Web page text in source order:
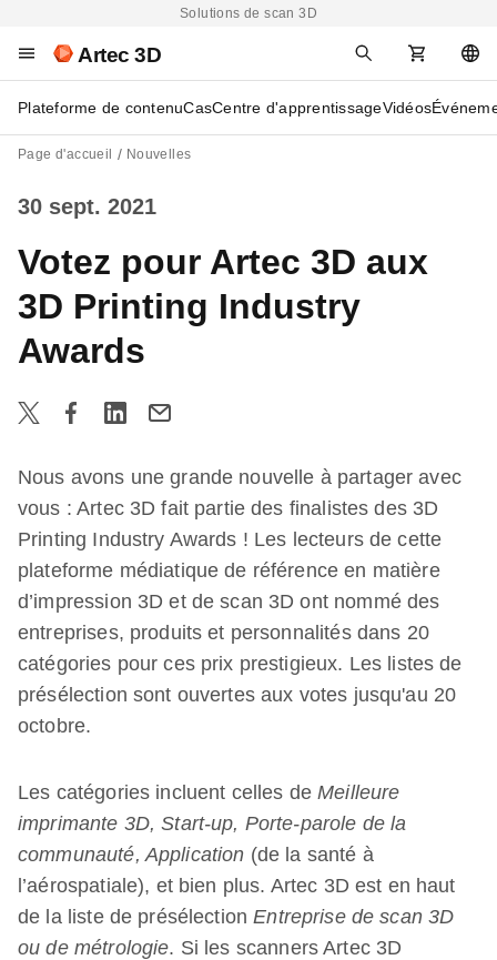
Solutions de scan 3D
Artec 3D
Plateforme de contenuCasCentre d'apprentissageVidéos
Page d'accueil Nouvelles
30 sept. 2021
Votez pour Artec 3D aux
3D Printing Industry
Awards
Nous avons une grande nouvelle à partager avec
vous : Artec 3D fait partie des finalistes des 3D
Printing Industry Awards ! Les lecteurs de cette
plateforme médiatique de référence en matière
d’impression 3D et de scan 3D ont nommé des
entreprises, produits et personnalités dans 20
catégories pour ces prix prestigieux. Les listes de
présélection sont ouvertes aux votes jusqu'au 20
octobre.
Les catégories incluent celles deMeilleure
imprimante 3D, Start-up, Porte-parole de la
communauté, Application (de la santé à
l’aérospatiale), et bien plus. Artec 3D est en haut
de la liste de présélectionEntreprise de scan 3D
ou de métrologie. Si les scanners Artec 3D